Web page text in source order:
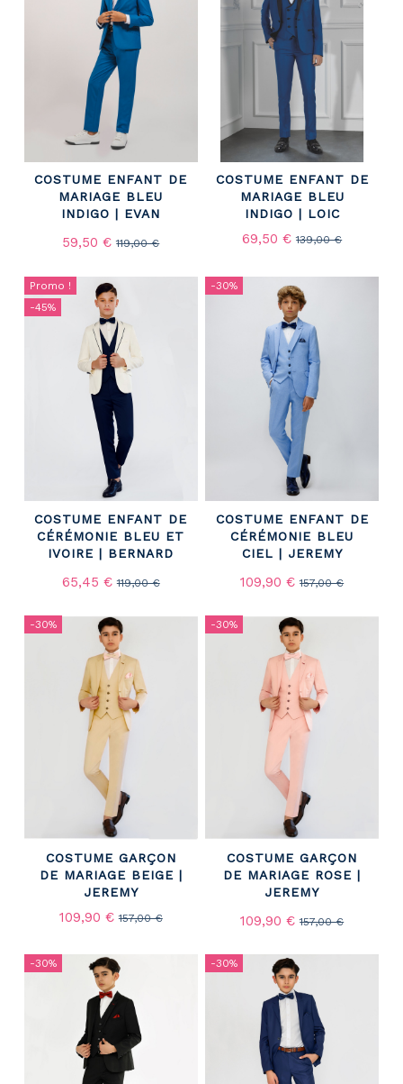
COSTUME ENFANT DE
MARIAGE BLEU
INDIGO | EVAN
59,50 €119,00 €
COSTUME ENFANT DE
MARIAGE BLEU
INDIGO | LOIC
69,50 €139,00 €
Promo !
-45%
COSTUME ENFANT DE
CÉRÉMONIE BLEU ET
IVOIRE | BERNARD
65,45 €119,00 €
-30%
COSTUME ENFANT DE
CÉRÉMONIE BLEU
CIEL | JEREMY
109,90 €157,00 €
-30%
COSTUME GARÇON
DE MARIAGE BEIGE |
JEREMY
109,90 €157,00 €
-30%
COSTUME GARÇON
DE MARIAGE ROSE |
JEREMY
109,90 €157,00 €
-30% -30%